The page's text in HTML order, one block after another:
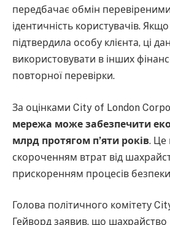
передбачає обмін
ідентичність користувачів.
підтвердила особу клієнта, ці
використовувати в інших
повторної перевірки.
За оцінками City of London
мережа може забезпечити
млрд протягом п’яти років. Це
скороченням втрат від
прискоренням процесів
Голова політичного комітету
Гейворд заявив, що